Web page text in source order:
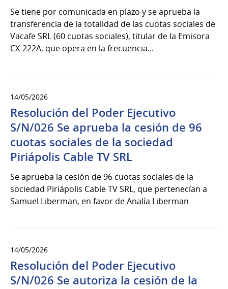
Se tiene por comunicada en plazo y se aprueba la
transferencia de la totalidad de las cuotas sociales de
Vacafe SRL (60 cuotas sociales), titular de la Emisora
CX-222A, que opera en la frecuencia...
14/05/2026
Resolución del Poder Ejecutivo
S/N/026 Se aprueba la cesión de 96
cuotas sociales de la sociedad
Piriápolis Cable TV SRL
Se aprueba la cesión de 96 cuotas sociales de la
sociedad Piriápolis Cable TV SRL, que pertenecían a
Samuel Liberman, en favor de Analía Liberman
14/05/2026
Resolución del Poder Ejecutivo
S/N/026 Se autoriza la cesión de la